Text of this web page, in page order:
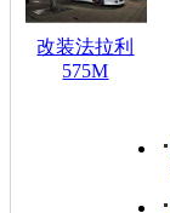
改装法拉利
575M